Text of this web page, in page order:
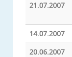
21.07.2007
14.07.2007
20.06.2007